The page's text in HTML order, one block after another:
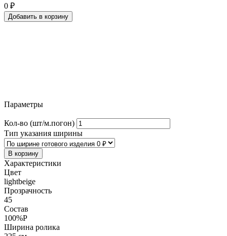
0 ₽
Добавить в корзину
Параметры
Кол-во (шт/м.погон)
Тип указания ширины
В корзину
Характеристики
Цвет
lightbeige
Прозрачность
45
Состав
100%P
Ширина ролика